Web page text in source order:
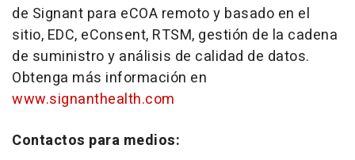
de Signant para eCOA remoto y basado en el
sitio, EDC, eConsent, RTSM, gestión de la cadena
de suministro y análisis de calidad de datos.
Obtenga más información en
www.signanthealth.com
Contactos para medios: